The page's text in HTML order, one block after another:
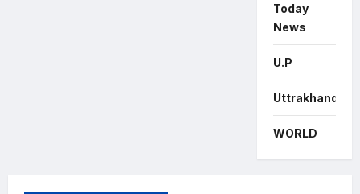
Today
News
U.P
Uttrakhand
WORLD